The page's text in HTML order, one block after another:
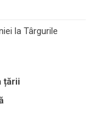
la Târgurile
țării